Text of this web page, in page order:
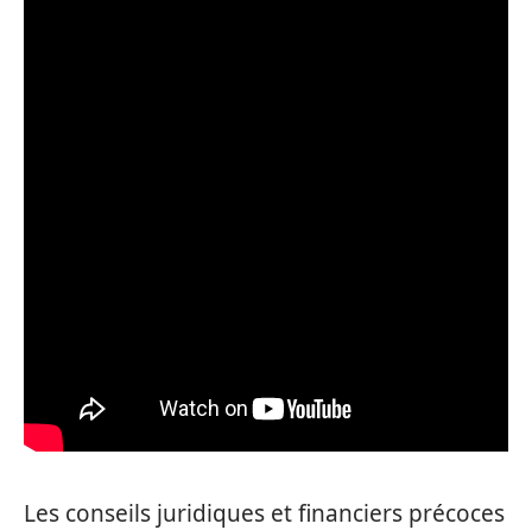
Les conseils juridiques et financiers précoces